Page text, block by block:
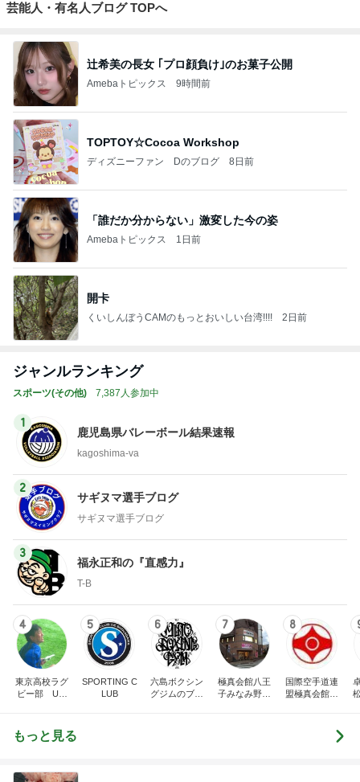
芸能人・有名人ブログ TOPへ
辻希美の長女 ｢プロ顔負け｣のお菓子公開
Amebaトピックス 9時間前
TOPTOY☆Cocoa Workshop
ディズニーファン Dのブログ 8日前
「誰だか分からない」激変した今の姿
Amebaトピックス 1日前
開卡
くいしんぼうCAMのもっとおいしい台湾!!!! 2日前
ジャンルランキング
スポーツ(その他) 7,387人参加中
1
鹿児島県バレーボール結果速報
kagoshima-va
2
サギヌマ選手ブログ
サギヌマ選手ブログ
3
福永正和の『直感力』
T-B
4
東京高校ラグ
ビー部 Uコ
5
SPORTING C
LUB
6
六島ボクシン
グジムのブロ
7
極真会館八王
子みなみ野道
8
国際空手道連
盟極真会館
もっと見る